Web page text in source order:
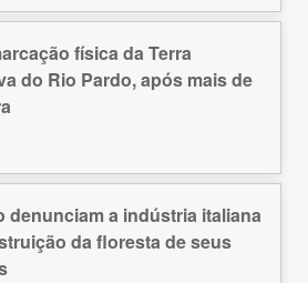
física da Terra
do Rio Pardo, após mais de
denunciam a indústria italiana
da floresta de seus